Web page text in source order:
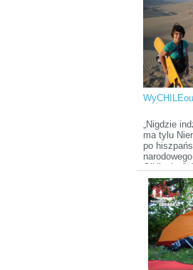
koncie
wyprawy, a
się do
celem są
które
wzdłuż i
„Nigdzie
ma tylu
po
O’Higgins”.
na temat
owego
Choć od
już wiele
wyjeździe
niedawno.